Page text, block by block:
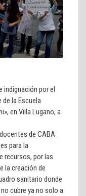
indignación por el
la Escuela
en Villa Lugano, a
de CABA
para la
recursos, por las
la creación de
sanitario donde
cubre ya no solo a